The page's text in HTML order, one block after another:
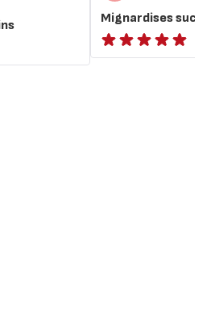
Mignardises
ratings.NaN